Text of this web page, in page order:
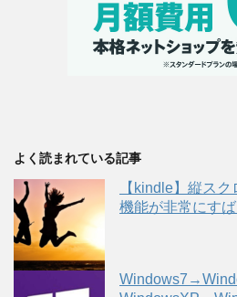
よく読まれている記事
【kindle】縦ス
機能が非常にすば